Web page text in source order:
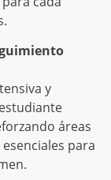
y
áreas
para